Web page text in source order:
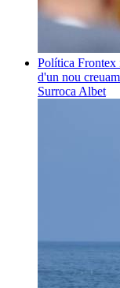
Política Frontex
d'un nou
Surroca Albet